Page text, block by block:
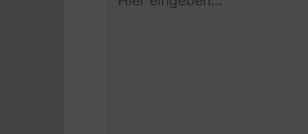
eingeben…